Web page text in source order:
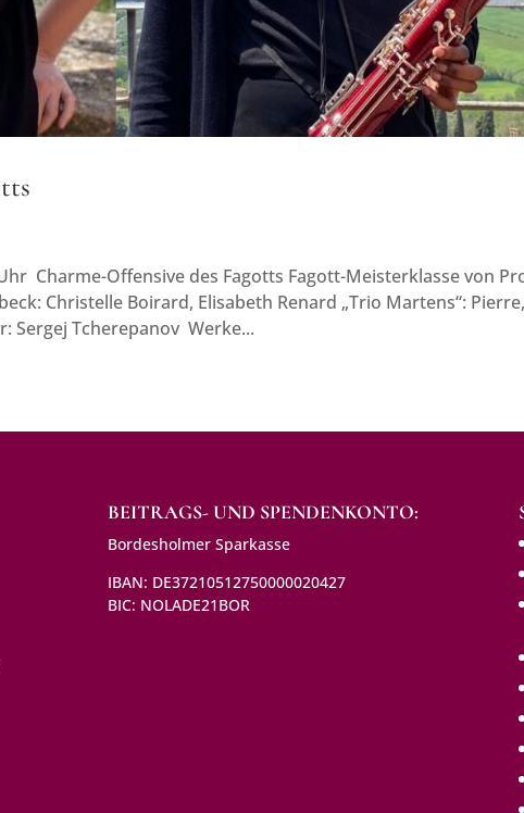
Charme-Offensive des Fagotts Fagott-Meisterklasse von
Christelle Boirard, Elisabeth Renard „Trio Martens“:
Sergej Tcherepanov Werke...
BEITRAGS- UND SPENDENKONTO:
Bordesholmer Sparkasse
IBAN: DE37210512750000020427
BIC: NOLADE21BOR